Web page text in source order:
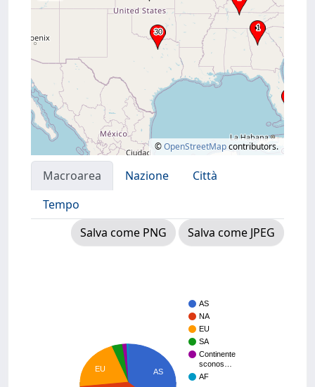
©OpenStreetMapcontributors.
Macroarea Nazione
Città
Tempo
Salva come PNG
Salva come JPEG
AS
NA
EU
SA
Continente
sconos…
AF
AS
EU